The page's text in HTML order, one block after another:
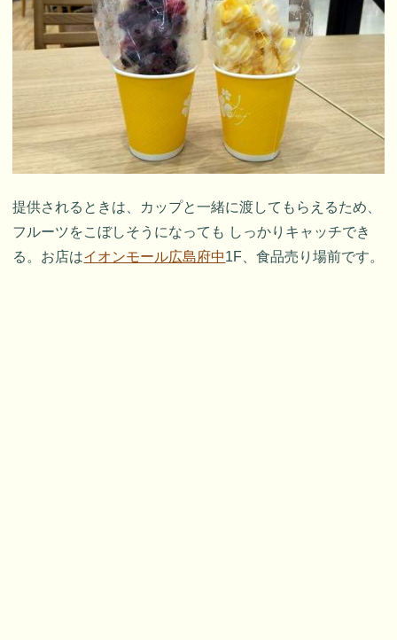
提供されるときは、カップと一緒に渡してもらえるため、
フルーツをこぼしそうになっても しっかりキャッチでき
る。お店はイオンモール広島府中1F、食品売り場前です。